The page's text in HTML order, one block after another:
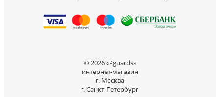
© 2026 «Pguards»
интернет-магазин
г. Москва
г. Санкт-Петербург